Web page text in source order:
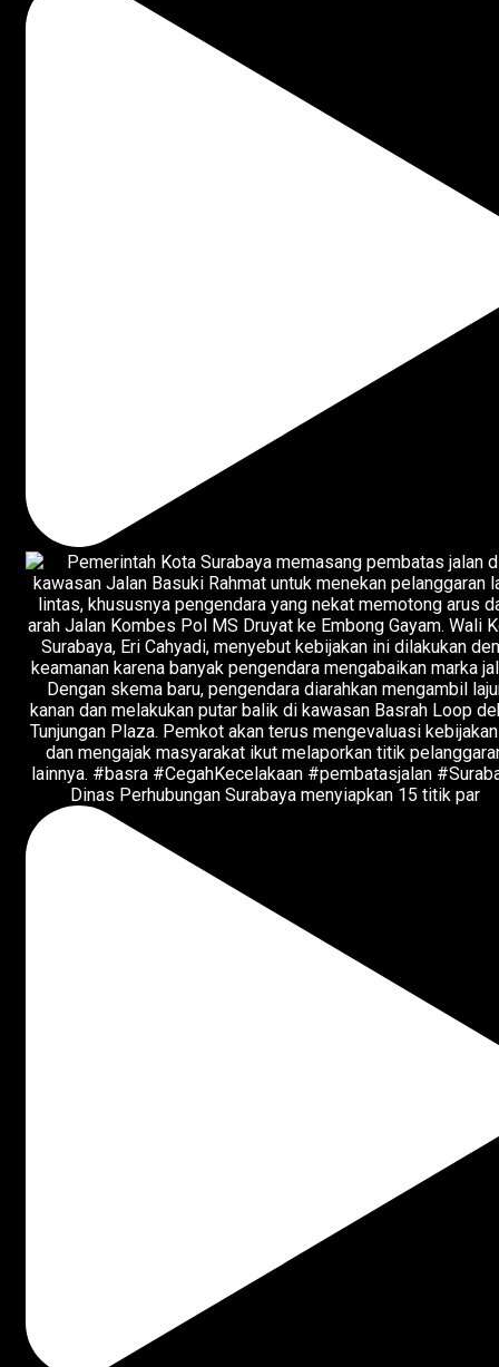
Dinas Perhubungan Surabaya menyiapkan 15 titik par